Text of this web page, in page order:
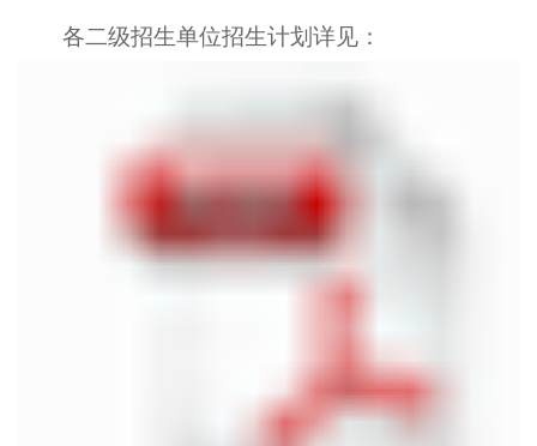
各二级招生单位招生计划详见 ：